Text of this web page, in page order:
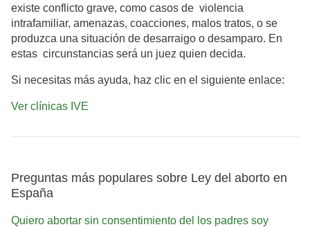
existe conflicto grave, como casos de violencia
intrafamiliar, amenazas, coacciones, malos tratos, o se
produzca una situación de desarraigo o desamparo. En
estas circunstancias será un juez quien decida.
Si necesitas más ayuda, haz clic en el siguiente enlace:
Ver clínicas IVE
Preguntas más populares sobre Ley del aborto en
España
Quiero abortar sin consentimiento del los padres soy